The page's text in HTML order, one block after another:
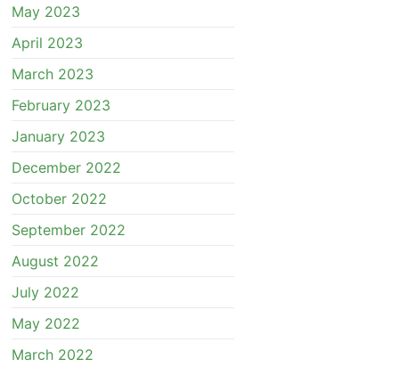
May 2023
April 2023
March 2023
February 2023
January 2023
December 2022
October 2022
September 2022
August 2022
July 2022
May 2022
March 2022